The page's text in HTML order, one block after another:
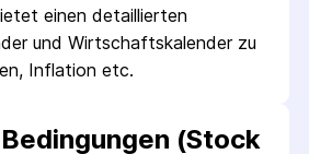
einen detaillierten
und Wirtschaftskalender zu
Inflation etc.
(Stock